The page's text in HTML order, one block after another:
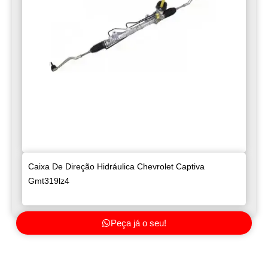
Caixa De Direção Hidráulica Chevrolet Captiva
Gmt319lz4
Peça já o seu!